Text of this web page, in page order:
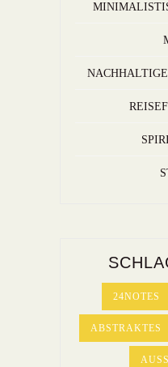
24NOTES
ABSTRAKTES